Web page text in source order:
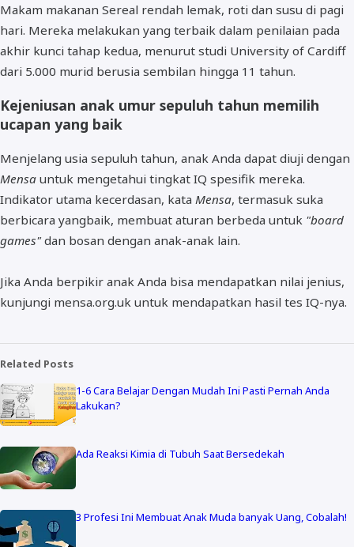
Makam makanan Sereal rendah lemak, roti dan susu di pagi
hari. Mereka melakukan yang terbaik dalam penilaian pada
akhir kunci tahap kedua, menurut studi University of Cardiff
dari 5.000 murid berusia sembilan hingga 11 tahun.
Kejeniusan anak umur sepuluh tahun memilih
ucapan yang baik
Menjelang usia sepuluh tahun, anak Anda dapat diuji dengan
Mensa untuk mengetahui tingkat IQ spesifik mereka.
Indikator utama kecerdasan, kata Mensa, termasuk suka
berbicara yangbaik, membuat aturan berbeda untuk "board
games" dan bosan dengan anak-anak lain.
Jika Anda berpikir anak Anda bisa mendapatkan nilai jenius,
kunjungi mensa.org.uk untuk mendapatkan hasil tes IQ-nya.
Related Posts
1-6 Cara Belajar Dengan Mudah Ini Pasti Pernah Anda
Lakukan?
Ada Reaksi Kimia di Tubuh Saat Bersedekah
3 Profesi Ini Membuat Anak Muda banyak Uang, Cobalah!